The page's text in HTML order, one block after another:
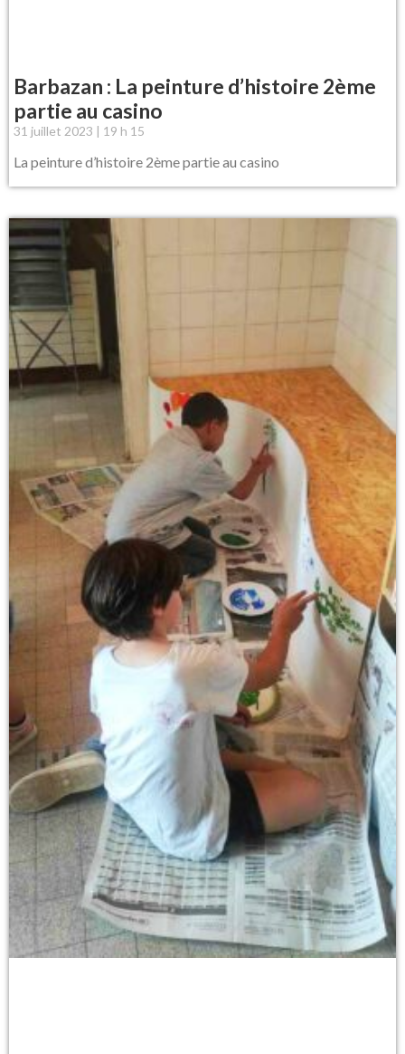
Barbazan : La peinture d’histoire 2ème
partie au casino
31 juillet 2023 19 h 15
La peinture d’histoire 2ème partie au casino